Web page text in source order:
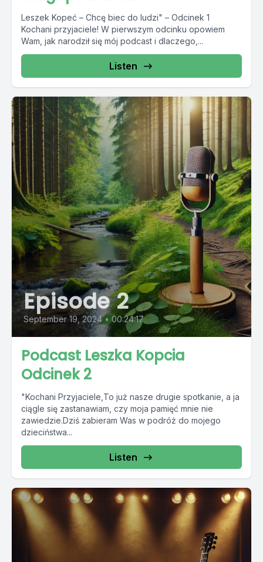
Leszek Kopeć – Chcę biec do ludzi" – Odcinek 1
Kochani przyjaciele! W pierwszym odcinku opowiem
Wam, jak narodził się mój podcast i dlaczego,...
Listen
Episode 2
September 19, 2024 • 00:24:17
Podcast Leszka Kopcia
Odcinek 2
"Kochani Przyjaciele,To już nasze drugie spotkanie, a ja
ciągle się zastanawiam, czy moja pamięć mnie nie
zawiedzie.Dziś zabieram Was w podróż do mojego
dzieciństwa...
Listen